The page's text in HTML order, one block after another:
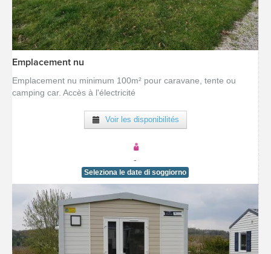
Emplacement nu
Emplacement nu minimum 100m² pour caravane, tente ou
camping car. Accès à l'électricité
Voir les disponibilités
-
Seleziona le date di soggiorno